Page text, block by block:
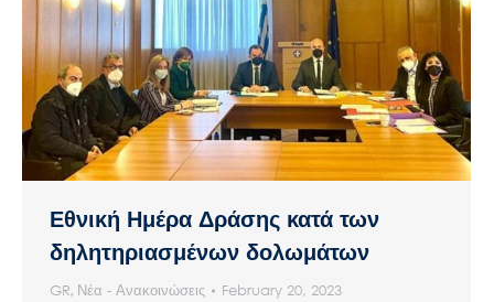
Εθνική Ημέρα Δράσης κατά των
δηλητηριασμένων δολωμάτων
GR, Νέα - Ανακοινώσεις February 20, 2023